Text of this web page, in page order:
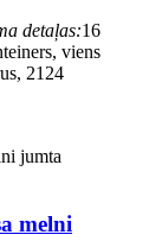
detaļas:16
viens
2124
melni